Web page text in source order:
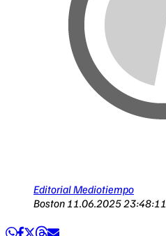
Editorial Mediotiempo
Boston 11.06.2025 23:48:11